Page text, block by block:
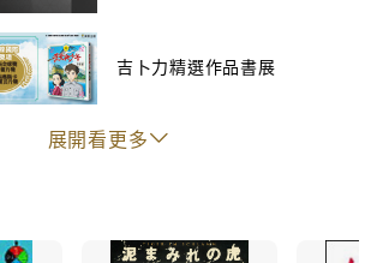
吉卜力精選作品書展
展開看更多